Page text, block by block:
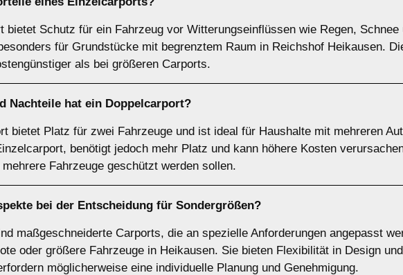
bietet Schutz für ein Fahrzeug vor Witterungseinflüssen wie Regen,
für Grundstücke mit begrenztem Raum in Reichshof Heikausen.
als bei größeren Carports.
Nachteile hat ein Doppelcarport?
bietet Platz für zwei Fahrzeuge und ist ideal für Haushalte mit mehreren
benötigt jedoch mehr Platz und kann höhere Kosten
Fahrzeuge geschützt werden sollen.
bei der Entscheidung für Sondergrößen?
maßgeschneiderte Carports, die an spezielle Anforderungen angepasst
oder größere Fahrzeuge in Heikausen. Sie bieten Flexibilität in Design
möglicherweise eine individuelle Planung und Genehmigung.